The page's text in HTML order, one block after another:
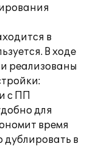
в
В ходе
реализованы
с ПП
для
время
дублировать в